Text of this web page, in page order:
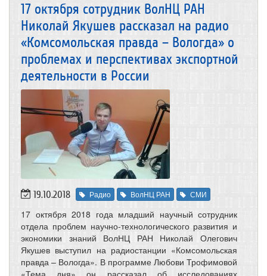
17 октября сотрудник ВолНЦ РАН
Николай Якушев рассказал на радио
«Комсомольская правда – Вологда» о
проблемах и перспективах экспортной
деятельности в России
19.10.2018 Радио ВолНЦ РАН СМИ
17 октября 2018 года младший научный сотрудник
отдела проблем научно-технологического развития и
экономики знаний ВолНЦ РАН Николай Олегович
Якушев выступил на радиостанции «Комсомольская
правда – Вологда». В программе Любови Трофимовой